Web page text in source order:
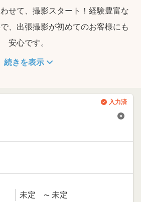
せて、撮影スタート！経験豊富な
、出張撮影が初めてのお客様にも
安心です。
続きを表示
入力済